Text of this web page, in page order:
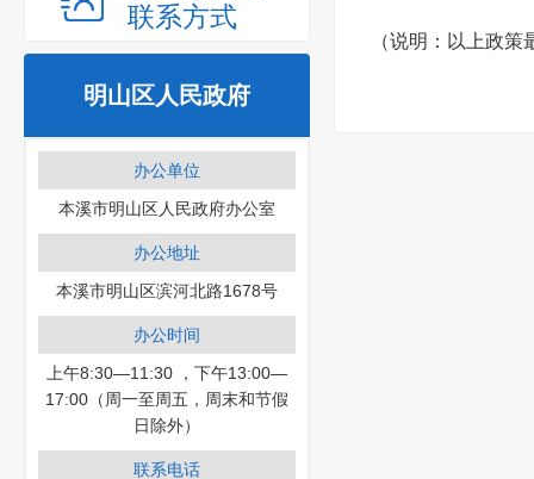
联系方式
明山区人民政府
办公单位
本溪市明山区人民政府办公室
办公地址
本溪市明山区滨河北路1678号
办公时间
上午8:30—11:30 ，下午13:00—
17:00（周一至周五，周末和节假
日除外）
联系电话
（说明：以上政